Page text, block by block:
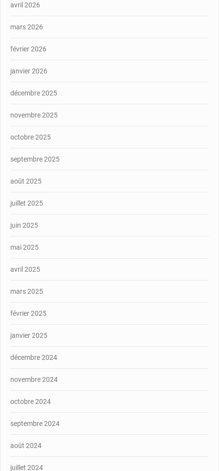
avril 2026
mars 2026
février 2026
janvier 2026
décembre 2025
novembre 2025
octobre 2025
septembre 2025
août 2025
juillet 2025
juin 2025
mai 2025
avril 2025
mars 2025
février 2025
janvier 2025
décembre 2024
novembre 2024
octobre 2024
septembre 2024
août 2024
juillet 2024